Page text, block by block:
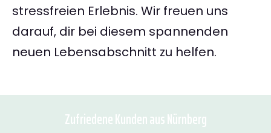
stressfreien Erlebnis. Wir freuen uns
darauf, dir bei diesem spannenden
neuen Lebensabschnitt zu helfen.
Zufriedene Kunden aus Nürnberg